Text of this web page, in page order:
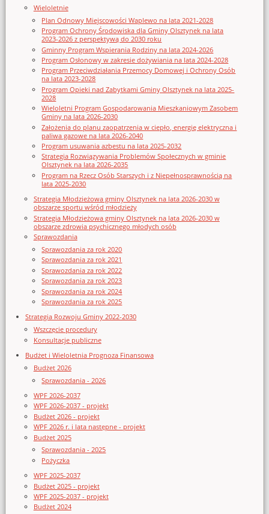
Wieloletnie
Plan Odnowy Miejscowości Waplewo na lata 2021-2028
Program Ochrony Środowiska dla Gminy Olsztynek na lata
2023-2026 z perspektywą do 2030 roku
Gminny Program Wspierania Rodziny na lata 2024-2026
Program Osłonowy w zakresie dożywiania na lata 2024-2028
Program Przeciwdziałania Przemocy Domowej i Ochrony Osób
na lata 2023-2028
Program Opieki nad Zabytkami Gminy Olsztynek na lata 2025-
2028
Wieloletni Program Gospodarowania Mieszkaniowym Zasobem
Gminy na lata 2026-2030
Założenia do planu zaopatrzenia w ciepło, energię elektryczna i
paliwa gazowe na lata 2026-2040
Program usuwania azbestu na lata 2025-2032
Strategia Rozwiązywania Problemów Społecznych w gminie
Olsztynek na lata 2026-2035
Program na Rzecz Osób Starszych i z Niepełnosprawnością na
lata 2025-2030
Strategia Młodzieżowa gminy Olsztynek na lata 2026-2030 w
obszarze sportu wśród młodzieży
Strategia Młodzieżowa gminy Olsztynek na lata 2026-2030 w
obszarze zdrowia psychicznego młodych osób
Sprawozdania
Sprawozdania za rok 2020
Sprawozdania za rok 2021
Sprawozdania za rok 2022
Sprawozdania za rok 2023
Sprawozdania za rok 2024
Sprawozdania za rok 2025
Strategia Rozwoju Gminy 2022-2030
Wszczęcie procedury
Konsultacje publiczne
Budżet i Wieloletnia Prognoza Finansowa
Budżet 2026
Sprawozdania - 2026
WPF 2026-2037
WPF 2026-2037 - projekt
Budżet 2026 - projekt
WPF 2026 r. i lata następne - projekt
Budżet 2025
Sprawozdania - 2025
Pożyczka
WPF 2025-2037
Budżet 2025 - projekt
WPF 2025-2037 - projekt
Budżet 2024